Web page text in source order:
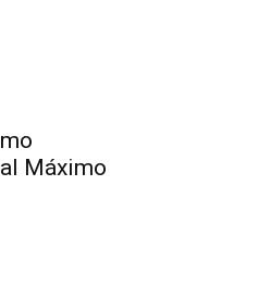
Máximo